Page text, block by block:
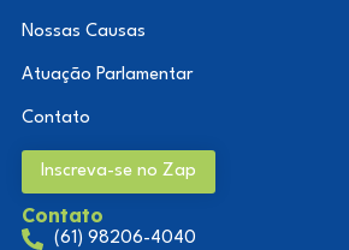
Nossas Causas
Atuação Parlamentar
Contato
Inscreva-se no Zap
Contato
(61) 98206-4040